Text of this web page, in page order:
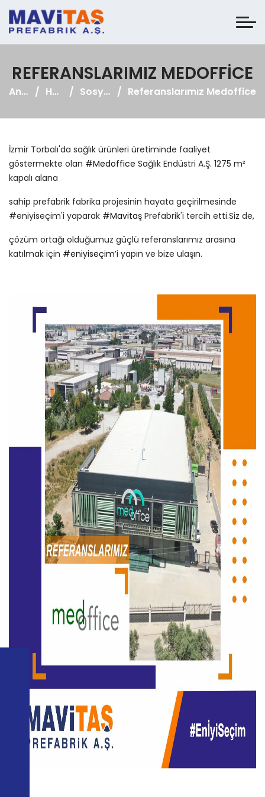
REFERANSLARIMIZ MEDOFFICE
Anasayfa Haberler Sosyal Medya Referanslarımız Medoffice
İzmir Torbalı'da sağlık ürünleri üretiminde faaliyet
göstermekte olan #Medoffice Sağlık Endüstri A.Ş. 1275 m²
kapalı alana
sahip prefabrik fabrika projesinin hayata geçirilmesinde
#eniyiseçim'i yaparak #Mavitaş Prefabrik'i tercih etti.Siz de,
çözüm ortağı olduğumuz güçlü referanslarımız arasına
katılmak için #eniyiseçim’i yapın ve bize ulaşın.